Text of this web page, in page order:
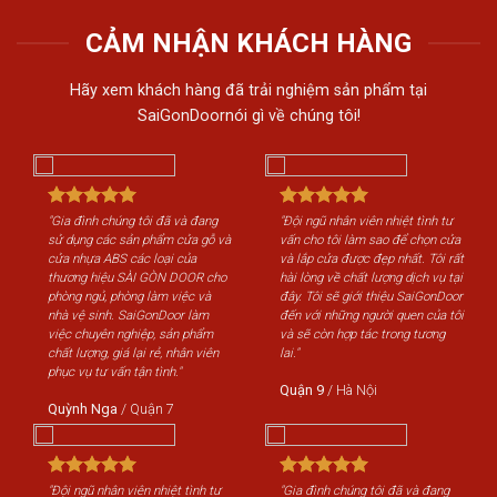
CẢM NHẬN KHÁCH HÀNG
Hãy xem khách hàng đã trải nghiệm sản phẩm tại
SaiGonDoornói gì về chúng tôi!
"Gia đình chúng tôi đã và đang
sử dụng các sản phẩm cửa gỗ và
cửa nhựa ABS các loại của
thương hiệu SÀI GÒN DOOR cho
phòng ngủ, phòng làm việc và
nhà vệ sinh. SaiGonDoor làm
việc chuyên nghiệp, sản phẩm
chất lượng, giá lại rẻ, nhân viên
phục vụ tư vấn tận tình."
Quỳnh Nga / Quận 7
"Đội ngũ nhân viên nhiệt tình tư
vấn cho tôi làm sao để chọn cửa
và lắp cửa được đẹp nhất. Tôi rất
hài lòng về chất lượng dịch vụ tại
đây. Tôi sẽ giới thiệu SaiGonDoor
đến với những người quen của tôi
và sẽ còn hợp tác trong tương
lai."
Quận 9 / Hà Nội
"Đội ngũ nhân viên nhiệt tình tư
"Gia đình chúng tôi đã và đang